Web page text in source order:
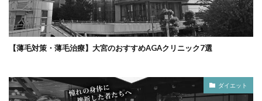
【薄毛対策・薄毛治療】大宮のおすすめAGAクリニック7選
ダイエット